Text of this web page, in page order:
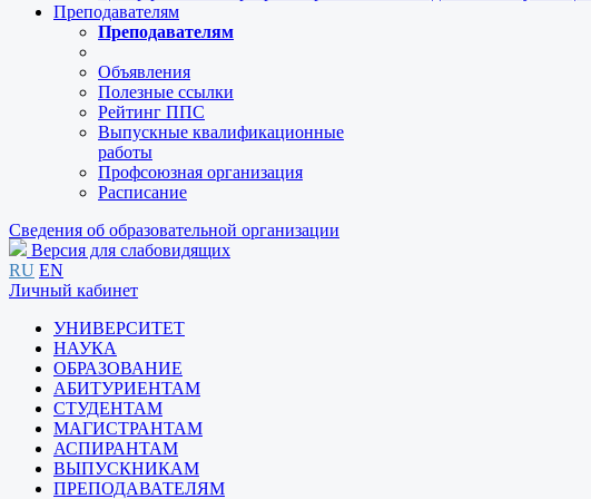
Преподавателям
Преподавателям
Объявления
Полезные ссылки
Рейтинг ППС
Выпускные квалификационные
работы
Профсоюзная организация
Расписание
Сведения об образовательной организации
Версия для слабовидящих
RU EN
Личный кабинет
УНИВЕРСИТЕТ
НАУКА
ОБРАЗОВАНИЕ
АБИТУРИЕНТАМ
СТУДЕНТАМ
МАГИСТРАНТАМ
АСПИРАНТАМ
ВЫПУСКНИКАМ
ПРЕПОДАВАТЕЛЯМ